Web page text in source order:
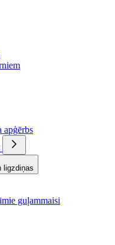
apģērbs
ligzdiņas
guļammaisi